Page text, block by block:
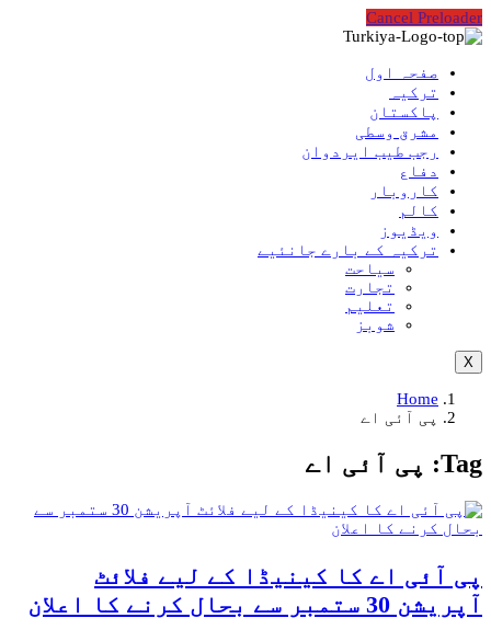
Cancel Preloader
صفحہ اول
ترکیہ
پاکستان
مشرق وسطی
رجب طیب ایردوان
دفاع
کاروبار
کالم
ویڈیوز
ترکیہ کے بارے جانئیے
سیاحت
تجارت
تعلیم
شوبز
X
Home
پی آئی اے
Tag: پی آئی اے
پی آئی اے کا کینیڈا کے لیے فلائٹ
آپریشن 30 ستمبر سے بحال کرنے کا اعلان